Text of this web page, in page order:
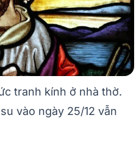
tranh kính ở nhà thờ.
vào ngày 25/12 vẫn